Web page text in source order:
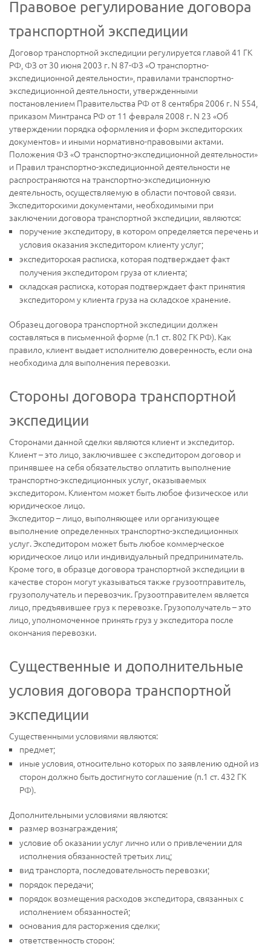
Правовое регулирование договора
транспортной экспедиции
Договор транспортной экспедиции регулируется главой 41 ГК
РФ, ФЗ от 30 июня 2003 г. N 87-ФЗ «О транспортно-
экспедиционной деятельности», правилами транспортно-
экспедиционной деятельности, утвержденными
постановлением Правительства РФ от 8 сентября 2006 г. N 554,
приказом Минтранса РФ от 11 февраля 2008 г. N 23 «Об
утверждении порядка оформления и форм экспедиторских
документов» и иными нормативно-правовыми актами.
Положения ФЗ «О транспортно-экспедиционной деятельности»
и Правил транспортно-экспедиционной деятельности не
распространяются на транспортно-экспедиционную
деятельность, осуществляемую в области почтовой связи.
Экспедиторскими документами, необходимыми при
заключении договора транспортной экспедиции, являются:
поручение экспедитору, в котором определяется перечень и
условия оказания экспедитором клиенту услуг;
экспедиторская расписка, которая подтверждает факт
получения экспедитором груза от клиента;
складская расписка, которая подтверждает факт принятия
экспедитором у клиента груза на складское хранение.
Образец договора транспортной экспедиции должен
составляться в письменной форме (п.1 ст. 802 ГК РФ). Как
правило, клиент выдает исполнителю доверенность, если она
необходима для выполнения перевозки.
Стороны договора транспортной
экспедиции
Сторонами данной сделки являются клиент и экспедитор.
Клиент – это лицо, заключившее с экспедитором договор и
принявшее на себя обязательство оплатить выполнение
транспортно-экспедиционных услуг, оказываемых
экспедитором. Клиентом может быть любое физическое или
юридическое лицо.
Экспедитор – лицо, выполняющее или организующее
выполнение определенных транспортно-экспедиционных
услуг. Экспедитором может быть любое коммерческое
юридическое лицо или индивидуальный предприниматель.
Кроме того, в образце договора транспортной экспедиции в
качестве сторон могут указываться также грузоотправитель,
грузополучатель и перевозчик. Грузоотправителем является
лицо, предъявившее груз к перевозке. Грузополучатель – это
лицо, уполномоченное принять груз у экспедитора после
окончания перевозки.
Существенные и дополнительные
условия договора транспортной
экспедиции
Существенными условиями являются:
предмет;
иные условия, относительно которых по заявлению одной из
сторон должно быть достигнуто соглашение (п.1 ст. 432 ГК
РФ).
Дополнительными условиями являются:
размер вознаграждения;
условие об оказании услуг лично или о привлечении для
исполнения обязанностей третьих лиц;
вид транспорта, последовательность перевозки;
порядок передачи;
порядок возмещения расходов экспедитора, связанных с
исполнением обязанностей;
основания для расторжения сделки;
ответственность сторон;